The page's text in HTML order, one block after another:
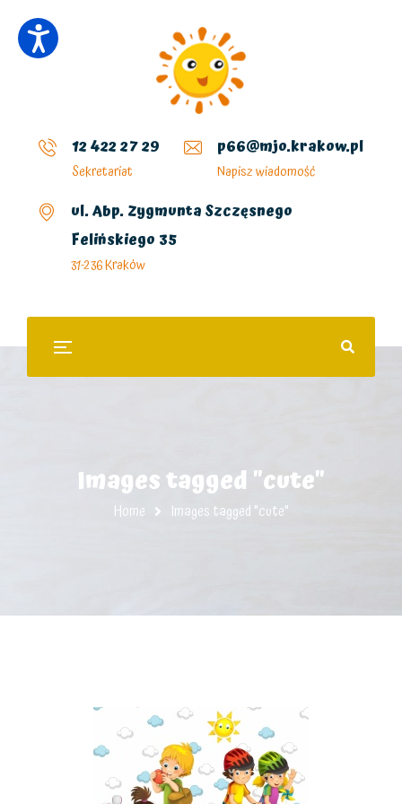
12 422 27 29
Sekretariat
p66@mjo.krakow.pl
Napisz wiadomość
ul. Abp. Zygmunta Szczęsnego
Felińskiego 35
31-236 Kraków
Images tagged "cute"
Home Images tagged "cute"